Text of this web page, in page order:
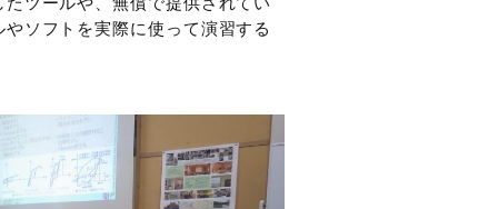
ソフトを実際に使って演習する